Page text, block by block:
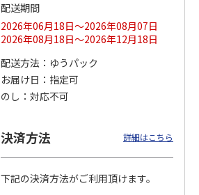
ドジャース 大谷翔
平 日本人最多53試
合連続出塁記念 シ
ル…
17,000円
(送料・税込)
谷翔平 2026 NL 3・
4月投手…
配送期間
2026年06月18日～2026年08月07日
2026年08月18日～2026年12月18日
配送方法
ゆうパック
お届け日
指定可
のし
対応不可
決済方法 詳細はこちら
下記の決済方法がご利用頂けます。